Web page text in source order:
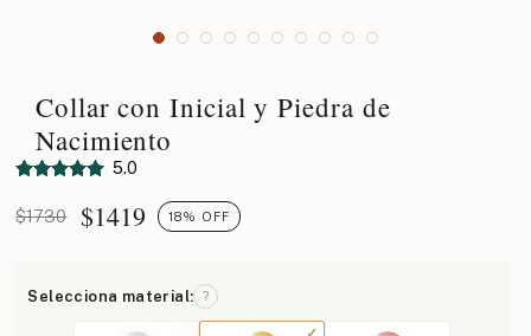
Collar con Inicial y Piedra de
Nacimiento
5.0
$1730 $1419 18% OFF
Selecciona material: ?